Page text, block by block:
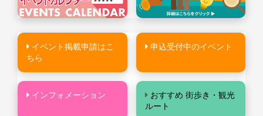
イベント掲載申請はこ
ちら
申込受付中のイベント
インフォメーション
おすすめ 街歩き・観光
ルート